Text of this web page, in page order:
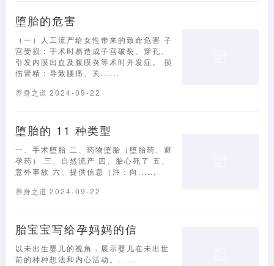
堕胎的危害
（一）人工流产给女性带来的致命危害 子
宫受损：手术时易造成子宫破裂、穿孔、
引发内膜出血及腹膜炎等术时并发症。 损
伤肾精：导致腰痛、关......
养身之道 2024-09-22
堕胎的 11 种类型
一、手术堕胎 二、药物堕胎（堕胎药、避
孕药） 三、自然流产 四、胎心死了 五、
意外事故 六、提供信息（注：向......
养身之道 2024-09-22
胎宝宝写给孕妈妈的信
以未出生婴儿的视角，展示婴儿在未出世
前的种种想法和内心活动。......